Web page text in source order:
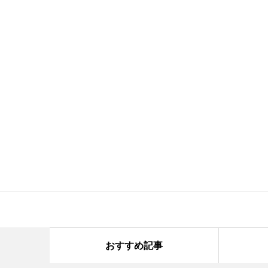
おすすめ記事